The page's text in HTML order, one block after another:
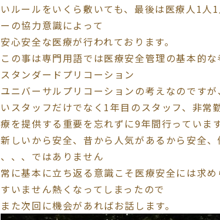
いルールをいくら敷いても、最後は医療人1
ーの協力意識によって
安心安全な医療が行われております。
この事は専門用語では医療安全管理の基本的な
スタンダードプリコーション
ユニバーサルプリコーションの考えなのです
いスタッフだけでなく1年目のスタッフ、非常
療を提供する重要を忘れずに9年間行っています
新しいから安全、昔から人気があるから安全
、、、ではありません
常に基本に立ち返る意識こそ医療安全には求め
すいません熱くなってしまったので
また次回に機会があればお話します。